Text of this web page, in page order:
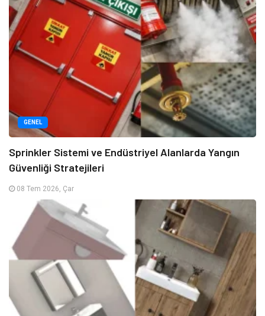
GENEL
Sprinkler Sistemi ve Endüstriyel Alanlarda Yangın
Güvenliği Stratejileri
08 Tem 2026, Çar